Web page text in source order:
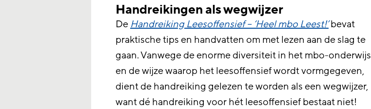
Handreikingen als wegwijzer
De Handreiking Leesoffensief – ‘Heel mbo Leest!’bevat
praktische tips en handvatten om met lezen aan de slag te
gaan. Vanwege de enorme diversiteit in het mbo-onderwijs
en de wijze waarop het leesoffensief wordt vormgegeven,
dient de handreiking gelezen te worden als een wegwijzer,
want dé handreiking voor hét leesoffensief bestaat niet!